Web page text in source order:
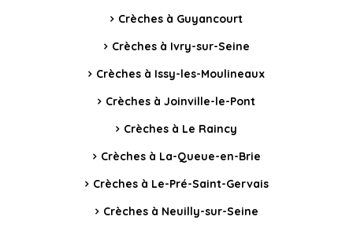
Crèches à Guyancourt
Crèches à Ivry-sur-Seine
Crèches à Issy-les-Moulineaux
Crèches à Joinville-le-Pont
Crèches à Le Raincy
Crèches à La-Queue-en-Brie
Crèches à Le-Pré-Saint-Gervais
Crèches à Neuilly-sur-Seine